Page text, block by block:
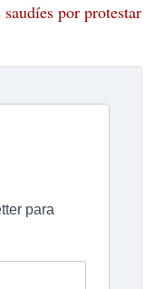
por protestar